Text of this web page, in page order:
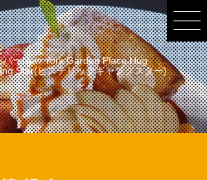
ーNew York Garden Place Hug
Star(ヒステリックギャングスター)